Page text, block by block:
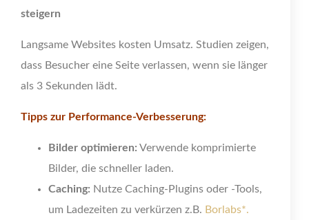
steigern
Langsame Websites kosten Umsatz. Studien zeigen,
dass Besucher eine Seite verlassen, wenn sie länger
als 3 Sekunden lädt.
Tipps zur Performance-Verbesserung:
Bilder optimieren: Verwende komprimierte
Bilder, die schneller laden.
Caching: Nutze Caching-Plugins oder -Tools,
um Ladezeiten zu verkürzen z.B. Borlabs*.